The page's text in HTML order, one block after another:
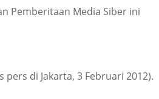
Pemberitaan Media Siber ini
di Jakarta, 3 Februari 2012).